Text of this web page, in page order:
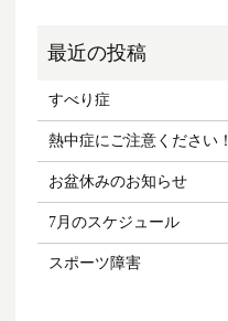
すべり症
熱中症にご注意ください！
お盆休みのお知らせ
7月のスケジュール
スポーツ障害